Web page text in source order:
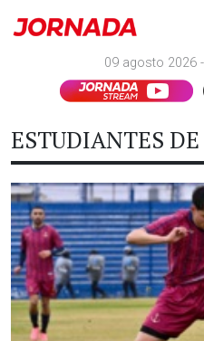
09 agosto 2026
ESTUDIANTES